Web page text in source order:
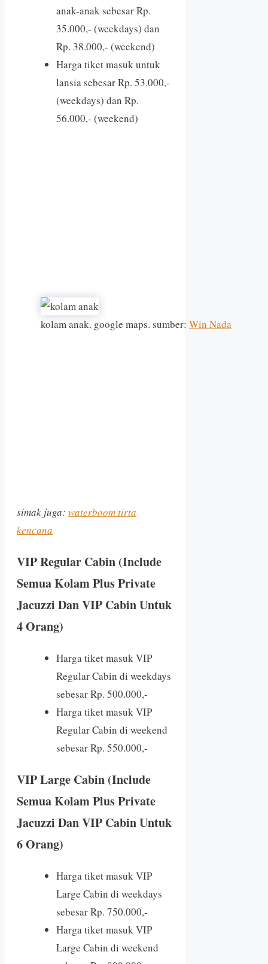
anak-anak sebesar Rp.
35.000,- (weekdays) dan
Rp. 38.000,- (weekend)
Harga tiket masuk untuk
lansia sebesar Rp. 53.000,-
(weekdays) dan Rp.
56.000,- (weekend)
kolam anak. google maps. sumber: Win Nada
simak juga: waterboom tirta
kencana
VIP Regular Cabin (Include
Semua Kolam Plus Private
Jacuzzi Dan VIP Cabin Untuk
4 Orang)
Harga tiket masuk VIP
Regular Cabin di weekdays
sebesar Rp. 500.000,-
Harga tiket masuk VIP
Regular Cabin di weekend
sebesar Rp. 550.000,-
VIP Large Cabin (Include
Semua Kolam Plus Private
Jacuzzi Dan VIP Cabin Untuk
6 Orang)
Harga tiket masuk VIP
Large Cabin di weekdays
sebesar Rp. 750.000,-
Harga tiket masuk VIP
Large Cabin di weekend